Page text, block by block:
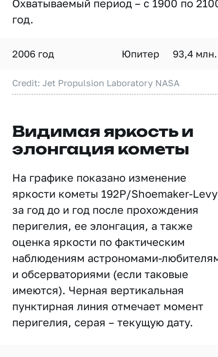
Охватываемый период – с 1900 по
год.
2006 год Юпитер 93,4
Credit: Jet Propulsion Laboratory NASA
Видимая яркость и
элонгация кометы
На графике показано изменение
яркости кометы 192P/Shoemaker-Levy
за год до и год после прохождения
перигелия, ее элонгация, а также
оценка яркости по фактическим
наблюдениям астрономами-
и обсерваториями (если таковые
имеются). Черная вертикальная
пунктирная линия отмечает момент
перигелия, серая – текущую дату.